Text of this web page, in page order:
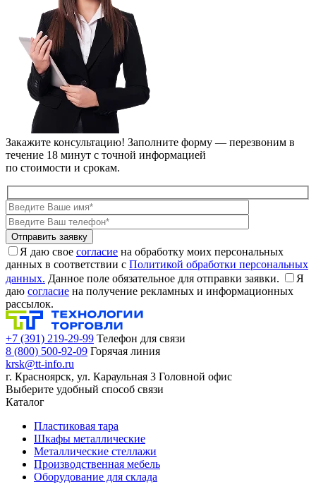
Закажите консультацию! Заполните форму — перезвоним в
течение 18 минут с точной информацией
по стоимости и срокам.
Я даю свое согласие на обработку моих персональных
данных в соответствии с Политикой обработки персональных
данных. Данное поле обязательное для отправки заявки.
Я
даю согласие на получение рекламных и информационных
рассылок.
+7 (391) 219-29-99 Телефон для связи
8 (800) 500-92-09 Горячая линия
krsk@tt-info.ru
г. Красноярск, ул. Караульная 3 Головной офис
Выберите удобный способ связи
Каталог
Пластиковая тара
Шкафы металлические
Металлические стеллажи
Производственная мебель
Оборудование для склада